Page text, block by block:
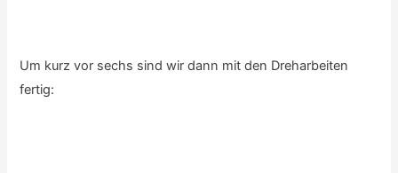
Um kurz vor sechs sind wir dann mit den Dreharbeiten
fertig: